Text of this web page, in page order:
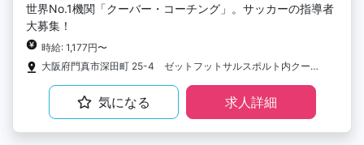
世界No.1機関「クーバー・コーチング」。サッカーの指導者
大募集！
時給: 1,177円〜
大阪府門真市深田町 25-4 ゼットフットサルスポルト内クーバー・コーチング・サッカースクール
気になる 求人詳細